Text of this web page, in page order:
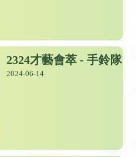
2324才藝會萃 - 手鈴隊
2024-06-14